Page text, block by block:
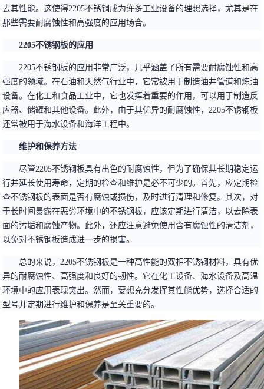
去其性能。这使得2205不锈钢成为许多工业设备的理想选择，尤其是在
那些需要耐腐蚀性和高强度的应用场合。
2205不锈钢板的应用
2205不锈钢板的应用非常广泛，几乎涵盖了所有需要耐腐蚀性和高
强度的领域。在石油和天然气行业中，它常被用于制造油井管道和炼油
设备。在化工和食品工业中，它也发挥着重要的作用，可以用于制造反
应器、储罐和其他设备。此外，由于其优异的耐腐蚀性，2205不锈钢板
还常被用于海水设备和海洋工程中。
维护和保养方法
尽管2205不锈钢板具有出色的耐腐蚀性，但为了确保其长期稳定运
行并延长使用寿命，定期的检查和维护是必不可少的。首先，应定期检
查不锈钢板的表面是否有腐蚀或损伤，及时进行清理和修复。其次，对
于长时间暴露在恶劣环境中的不锈钢板，应该定期进行清洁，以去除表
面的污垢和腐蚀产物。此外，还应注意避免使用含有腐蚀性的清洁剂，
以免对不锈钢板造成进一步的损害。
总的来说，2205不锈钢板是一种高性能的双相不锈钢材料，具有优
异的耐腐蚀性、高强度和良好的韧性。它在化工设备、海水设备及高温
环境中的应用表现突出。然而，要想充分发挥其性能优势，选择合适的
型号并定期进行维护和保养是至关重要的。